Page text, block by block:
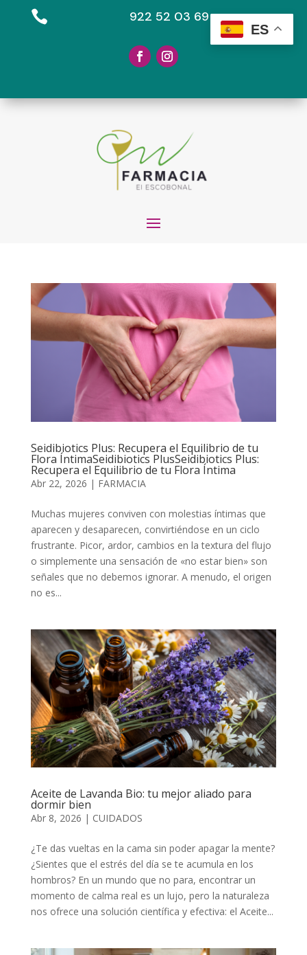
 922 52 03 69
Seidibiotics Plus: Recupera el Equilibrio de tu
Flora ÍntimaSeidibiotics PlusSeidibiotics Plus:
Recupera el Equilibrio de tu Flora Íntima
Abr 22, 2026 | FARMACIA
Muchas mujeres conviven con molestias íntimas que
aparecen y desaparecen, convirtiéndose en un ciclo
frustrante. Picor, ardor, cambios en la textura del flujo
o simplemente una sensación de «no estar bien» son
señales que no debemos ignorar. A menudo, el origen
no es...
Aceite de Lavanda Bio: tu mejor aliado para
dormir bien
Abr 8, 2026 | CUIDADOS
¿Te das vueltas en la cama sin poder apagar la mente?
¿Sientes que el estrés del día se te acumula en los
hombros? En un mundo que no para, encontrar un
momento de calma real es un lujo, pero la naturaleza
nos ofrece una solución científica y efectiva: el Aceite...
ES